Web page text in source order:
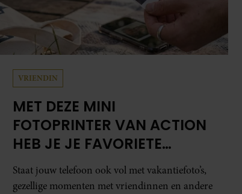
VRIENDIN
MET DEZE MINI
FOTOPRINTER VAN ACTION
HEB JE JE FAVORIETE
FOTO’S BINNEN ÉÉN MINUUT
IN HANDEN
Staat jouw telefoon ook vol met vakantiefoto’s,
gezellige momenten met vriendinnen en andere